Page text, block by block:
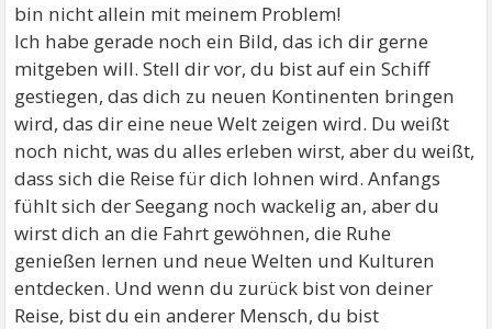
bin nicht allein mit meinem Problem!
Ich habe gerade noch ein Bild, das ich dir gerne
mitgeben will. Stell dir vor, du bist auf ein Schiff
gestiegen, das dich zu neuen Kontinenten bringen
wird, das dir eine neue Welt zeigen wird. Du weißt
noch nicht, was du alles erleben wirst, aber du weißt,
dass sich die Reise für dich lohnen wird. Anfangs
fühlt sich der Seegang noch wackelig an, aber du
wirst dich an die Fahrt gewöhnen, die Ruhe
genießen lernen und neue Welten und Kulturen
entdecken. Und wenn du zurück bist von deiner
Reise, bist du ein anderer Mensch, du bist